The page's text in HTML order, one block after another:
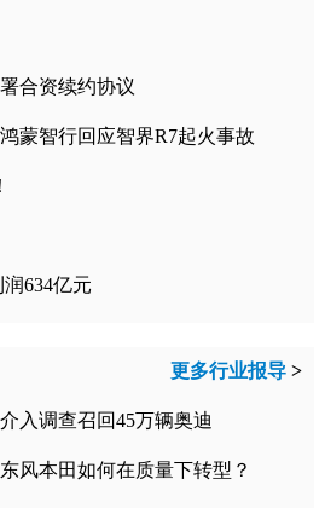
合资续约协议
蒙智行回应智界R7起火事故
634亿元
更多行业报导 >
入调查召回45万辆奥迪
风本田如何在质量下转型？